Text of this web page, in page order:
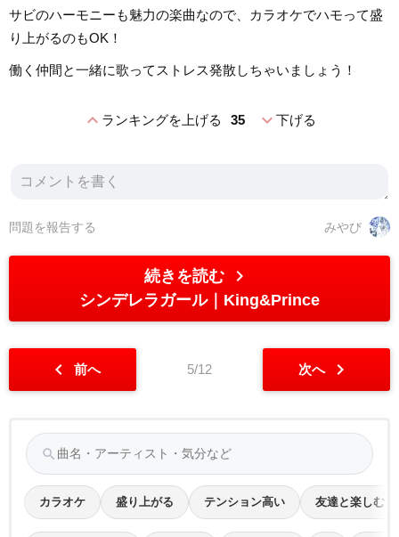
サビのハーモニーも魅力の楽曲なので、カラオケでハモって盛
り上がるのもOK！
働く仲間と一緒に歌ってストレス発散しちゃいましょう！
expand_lessランキングを上げる 35 expand_more下げる
みやび
問題を報告する
続きを読む chevron_right
シンデレラガール King&Prince
chevron_left 前へ 5/12 次へ chevron_right
search
カラオケ 盛り上がる テンション高い 友達と楽しむ